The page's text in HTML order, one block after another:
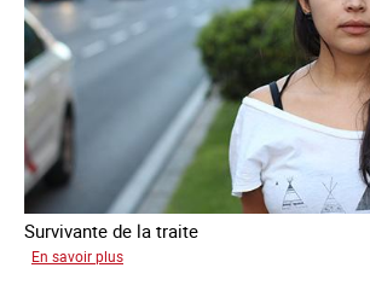
Survivante de la traite
En savoir plus